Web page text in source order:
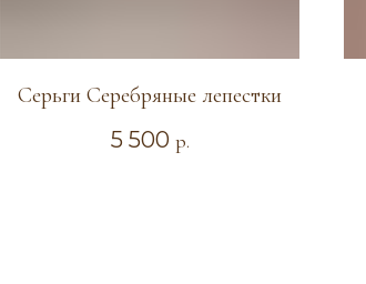
Серьги Серебряные лепестки
5 500 р.